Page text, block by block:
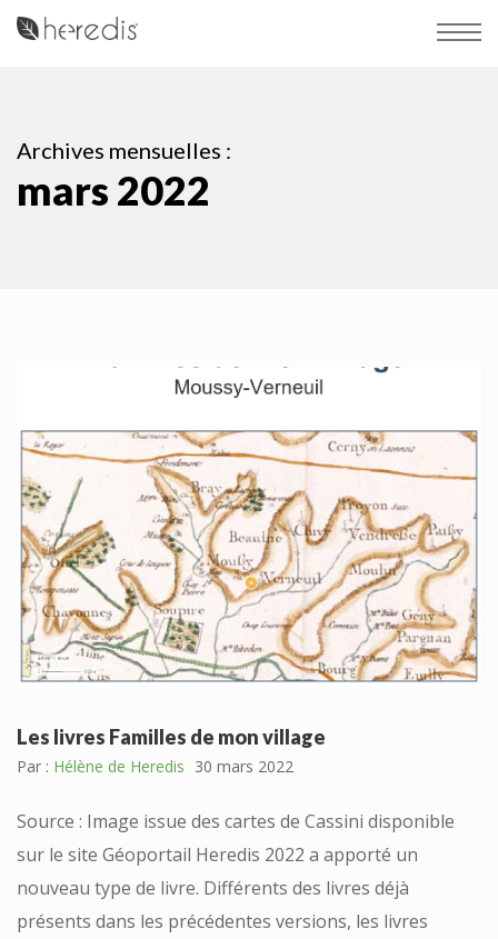
Archives mensuelles :
mars 2022
Les livres Familles de mon village
Par : Hélène de Heredis 30 mars 2022
Source : Image issue des cartes de Cassini disponible
sur le site Géoportail Heredis 2022 a apporté un
nouveau type de livre. Différents des livres déjà
présents dans les précédentes versions, les livres